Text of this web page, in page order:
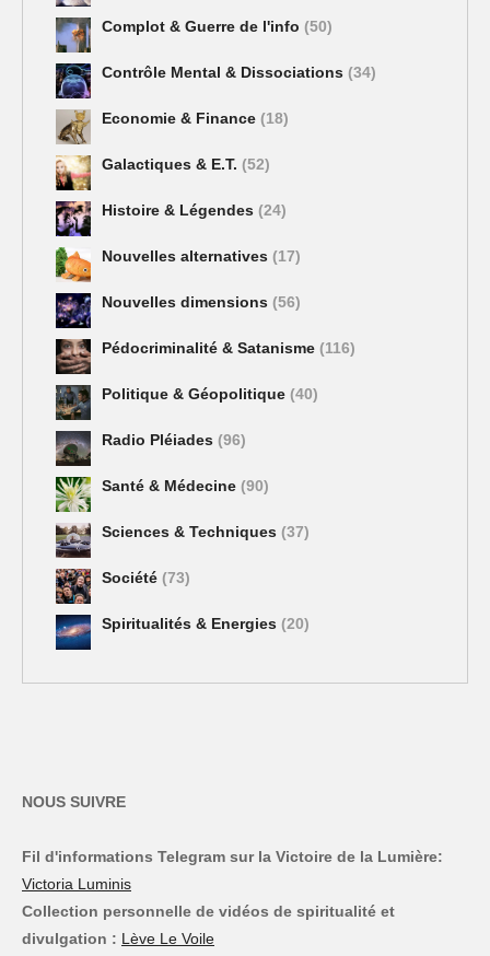
Complot & Guerre de l'info (50)
Contrôle Mental & Dissociations (34)
Economie & Finance (18)
Galactiques & E.T. (52)
Histoire & Légendes (24)
Nouvelles alternatives (17)
Nouvelles dimensions (56)
Pédocriminalité & Satanisme (116)
Politique & Géopolitique (40)
Radio Pléiades (96)
Santé & Médecine (90)
Sciences & Techniques (37)
Société (73)
Spiritualités & Energies (20)
NOUS SUIVRE
Fil d'informations Telegram sur la Victoire de la Lumière:
Victoria Luminis
Collection personnelle de vidéos de spiritualité et
divulgation : Lève Le Voile